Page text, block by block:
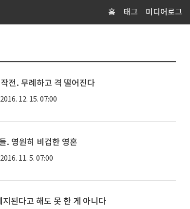
홈 태그 미디어로그
전. 무례하고 격 떨어진다
2016. 12. 15. 07:00
. 영원히 비겁한 영혼
2016. 11. 5. 07:00
된다고 해도 못 한 게 아니다